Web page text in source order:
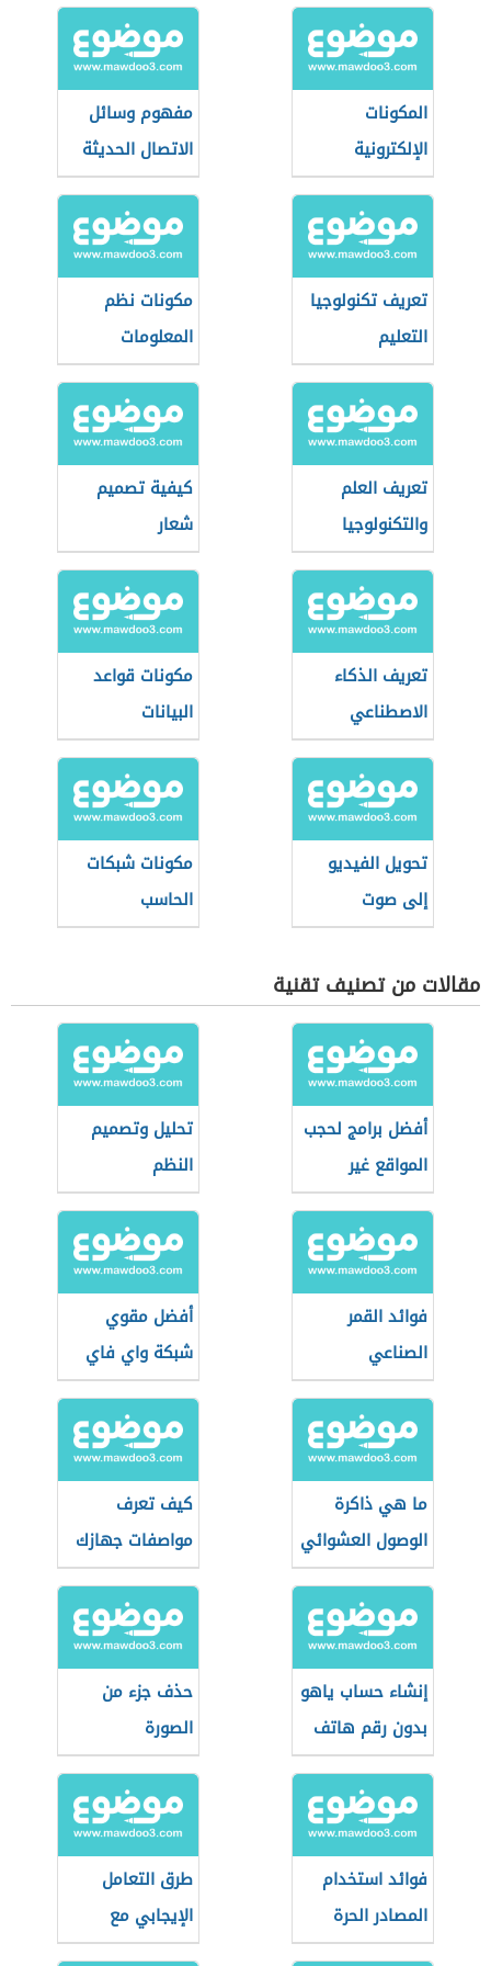
المكونات
الإلكترونية
مفهوم وسائل
الاتصال الحديثة
تعريف تكنولوجيا
التعليم
مكونات نظم
المعلومات
تعريف العلم
والتكنولوجيا
كيفية تصميم
شعار
تعريف الذكاء
الاصطناعي
مكونات قواعد
البيانات
تحويل الفيديو
إلى صوت
مكونات شبكات
الحاسب
مقالات من تصنيف تقنية
أفضل برامج لحجب
المواقع غير
المرغوبة
تحليل وتصميم
النظم
فوائد القمر
الصناعي
أفضل مقوي
شبكة واي فاي
ما هي ذاكرة
الوصول العشوائي
كيف تعرف
مواصفات جهازك
إنشاء حساب ياهو
بدون رقم هاتف
حذف جزء من
الصورة
فوائد استخدام
المصادر الحرة
طرق التعامل
الإيجابي مع
وسائل الاتصال